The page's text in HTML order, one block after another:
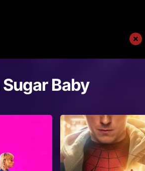
Sugar Baby